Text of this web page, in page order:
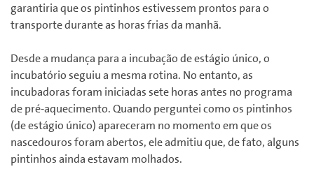
garantiria que os pintinhos estivessem prontos para o
transporte durante as horas frias da manhã.
Desde a mudança para a incubação de estágio único, o
incubatório seguiu a mesma rotina. No entanto, as
incubadorasforam iniciadas sete horas antes no programa
de pré-aquecimento. Quando perguntei como os pintinhos
(de estágio único) apareceram no momento em que os
nascedouros foram abertos, ele admitiu que, de fato, alguns
pintinhos ainda estavam molhados.